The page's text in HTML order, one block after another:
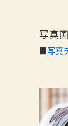
写真
■写真